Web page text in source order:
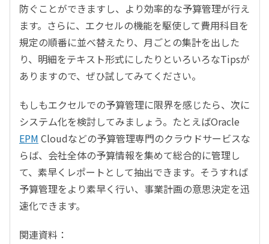
防ぐことができますし、より効率的な予算管理が行え
ます。さらに、エクセルの機能を駆使して費用科目を
規定の順番に並べ替えたり、月ごとの集計を出した
り、明細をテキスト形式にしたりといろいろなTipsが
ありますので、ぜひ試してみてください。
もしもエクセルでの予算管理に限界を感じたら、次に
システム化を検討してみましょう。たとえばOracle
EPM Cloudなどの予算管理専門のクラウドサービスな
らば、会社全体の予算情報を集めて総合的に管理し
て、素早くレポートとして抽出できます。そうすれば
予算管理をより素早く行い、事業計画の意思決定を迅
速化できます。
関連資料：